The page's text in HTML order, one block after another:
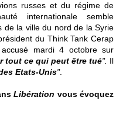
russes et du régime de
internationale semble
de la ville du nord de la Syrie
du Think Tank Cerap
mardi 4 octobre sur
tout ce qui peut être tué". Il
Etats-Unis".
Libération vous évoquez